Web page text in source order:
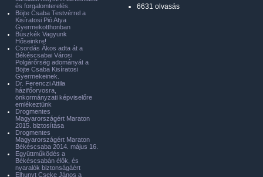
6631 olvasás
és forgalomterelés.
Böjte Csaba Testvérrel a
Kisíratosi Pió Atya
Gyermekotthonban
Büszkék Vagyunk
Hőseinkre!
Csordás Ákos adta át a
Békéscsabai Városi
Polgárőrség adományát a
Böjte Csaba Kisíratosi
Gyermekeinek.
Dr. Ferenczi Attila
házifőorvosra,
önkormányzati képviselőre
emlékeztünk
Drogmentes
Magyarországért Maraton
2015. biztosítása
Drogmentes
Magyarországért Maraton
Békéscsaba 2014. május 16.
Együttműködés a
Békéscsabán élők, és
nyaralók biztonságáért
Elhunyt Cseke János a